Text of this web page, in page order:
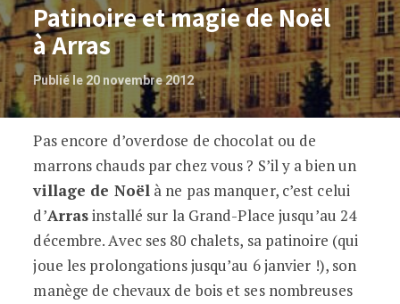
Patinoire et magie de Noël
à Arras
Publié le 20 novembre 2012
Patinoire et magie de Noël à Arras
Pas encore d’overdose de chocolat ou de
marrons chauds par chez vous ? S’il y a bien un
village de Noëlà ne pas manquer, c’est celui
d’Arrasinstallé sur la Grand-Place jusqu’au 24
décembre. Avec ses 80 chalets, sa patinoire (qui
joue les prolongations jusqu’au 6 janvier !), son
manège de chevaux de bois et ses nombreuses